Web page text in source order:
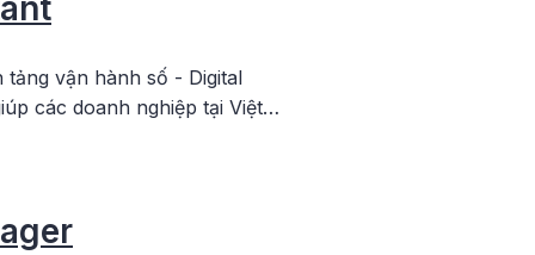
tảng vận hành số - Digital
các doanh nghiệp tại Việt…